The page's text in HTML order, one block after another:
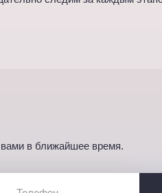
в ближайшее время.